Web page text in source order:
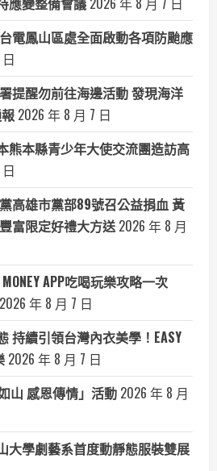
電鳳山區處全面啟動各項防颱應
提醒勿前往海邊活動 發現海洋
2026 年 8 月 7 日
熊本縣青少年大使交流團造訪高
高雄市黨部89號召公益捐血 黃
富限定好禮大方送 2026 年 8 月
APP吃喝玩樂攻略一次
2026 年 8 月 7 日
持續引領台灣內衣美學！EASY
2026 年 8 月 7 日
山 感恩傳情」活動 2026 年 8 月
學劇藝系首度動靜態服裝雙展